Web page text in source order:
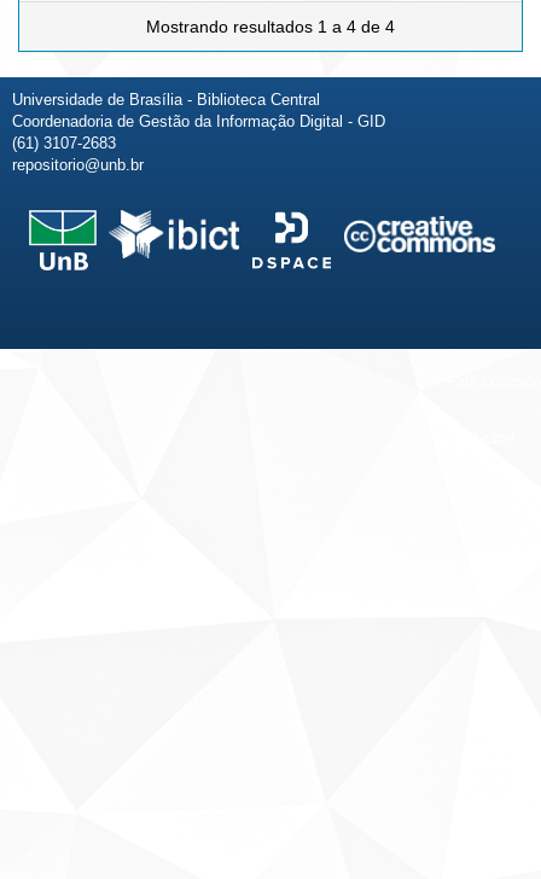
Mostrando resultados 1 a 4 de 4
Universidade de Brasília - Biblioteca Central
Coordenadoria de Gestão da Informação Digital - GID
(61) 3107-2683
repositorio@unb.br